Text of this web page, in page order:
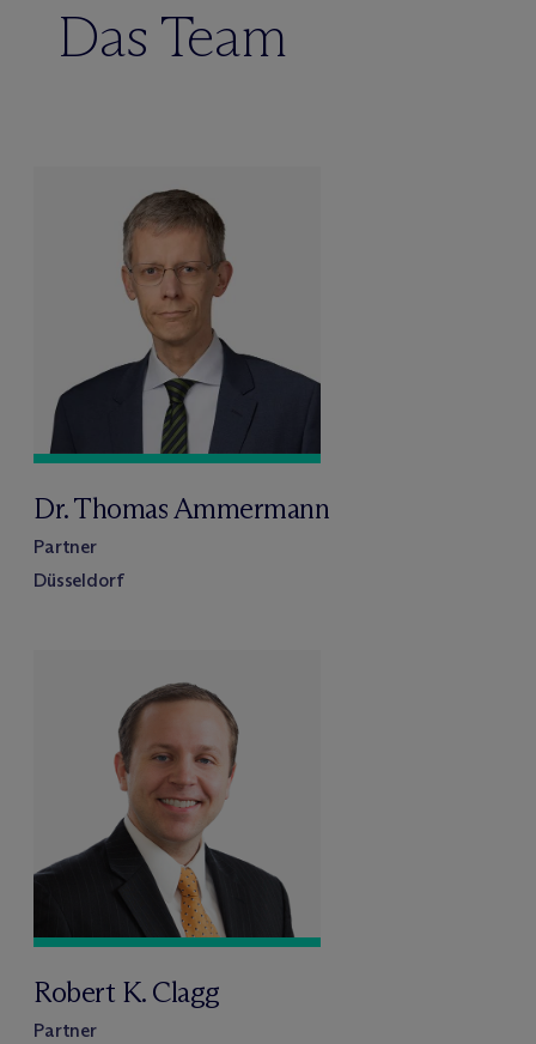
Das Team
Dr. Thomas Ammermann
Partner
Düsseldorf
Robert K. Clagg
Partner